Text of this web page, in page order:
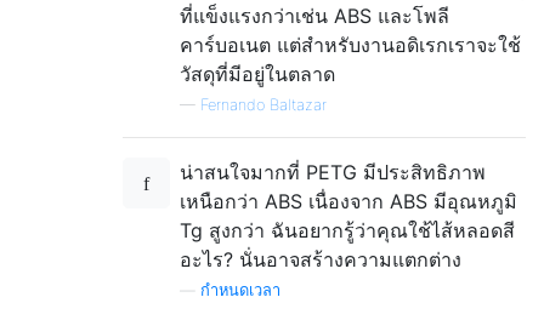
ที่แข็งแรงกว่าเช่น ABS และโพลี
คาร์บอเนต แต่สำหรับงานอดิเรกเราจะใช้
วัสดุที่มีอยู่ในตลาด
— Fernando Baltazar
น่าสนใจมากที่ PETG มีประสิทธิภาพ
เหนือกว่า ABS เนื่องจาก ABS มีอุณหภูมิ
Tg สูงกว่า ฉันอยากรู้ว่าคุณใช้ไส้หลอดสี
อะไร? นั่นอาจสร้างความแตกต่าง
กำหนดเวลา